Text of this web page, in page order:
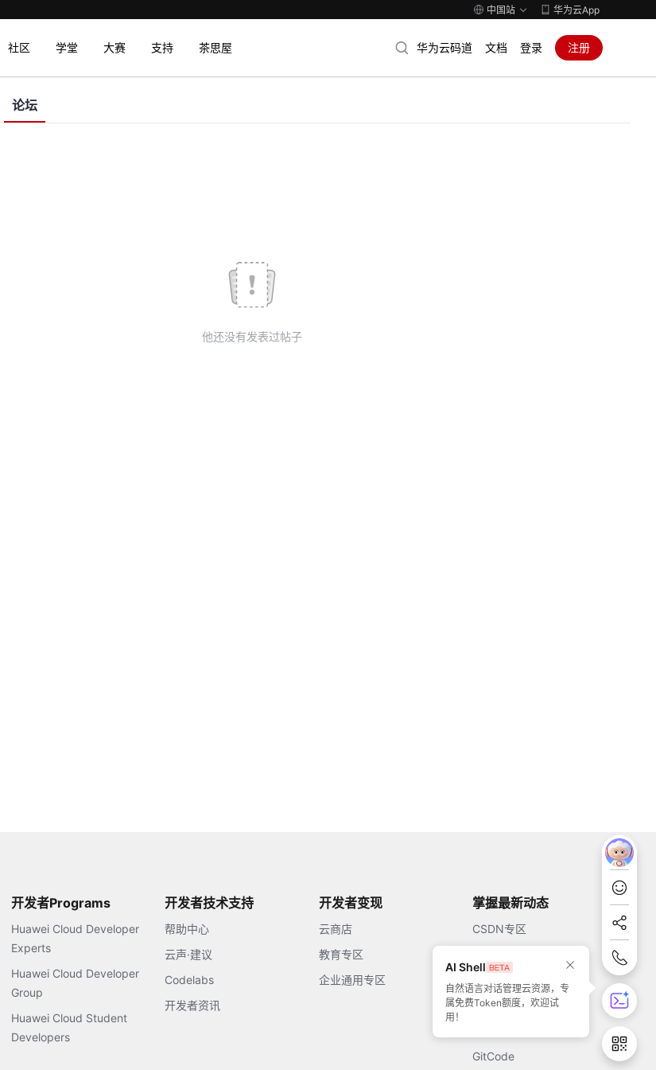
中国站 华为云App
社区 学堂 大赛 支持 茶思屋 华为云码道 文档 登录 注册
论坛
他还没有发表过帖子
开发者Programs
Huawei Cloud Developer
Experts
Huawei Cloud Developer
Group
Huawei Cloud Student
Developers
开发者技术支持
帮助中心
云声·建议
Codelabs
开发者资讯
开发者变现
云商店
教育专区
企业通用专区
掌握最新动态
CSDN专区
51CTO
GitCode
AI Shell
自然语言对话管理云资源，专
属免费Token额度，欢迎试
用！